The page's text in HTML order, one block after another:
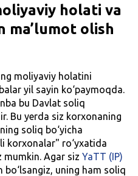
holati va
ma’lumot olish
moliyaviy holatini
yil sayin ko‘paymoqda.
bu Davlat soliq
Bu yerda siz korxonaning
soliq bo‘yicha
korxonalar" ro‘yxatida
mumkin. Agar siz YaTT (IP)
uning ham soliq